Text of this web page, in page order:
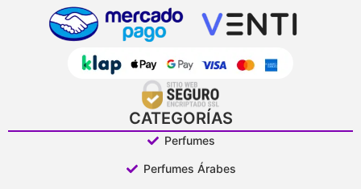
CATEGORÍAS
Perfumes
Perfumes Árabes